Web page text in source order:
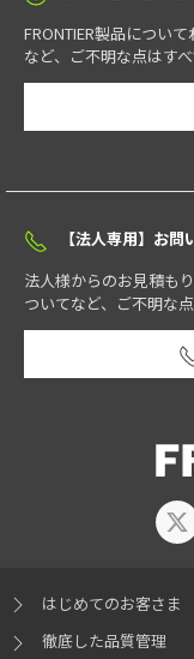
FRONTIER製品につい
など、ご不明な点はすべ
【法人専用】お
法人様からのお見積も
ついてなど、ご不明な
はじめてのお客さま
徹底した品質管理